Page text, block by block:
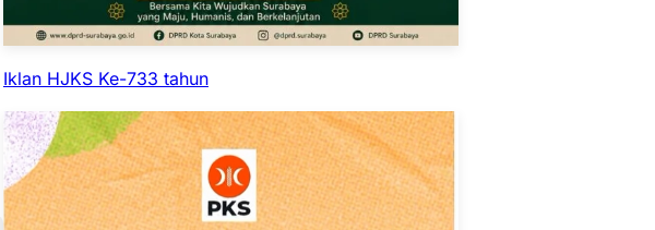
Iklan HJKS Ke-733 tahun